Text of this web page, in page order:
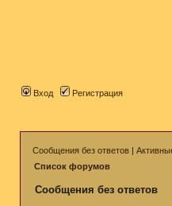
Вход Регистрация
Сообщения без ответов |
Список форумов
Сообщения без ответов